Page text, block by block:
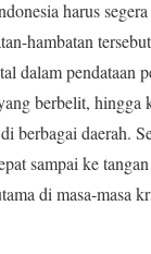
harus
hambatan
dalam pendataan
berbelit, hingga
berbagai daerah.
sampai ke
di masa-masa